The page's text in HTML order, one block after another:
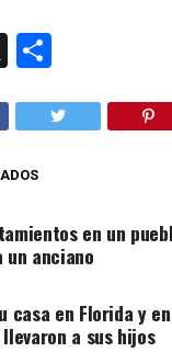
X
en un
anciano
casa en Florida y
a sus hijos